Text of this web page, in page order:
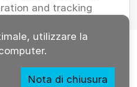
and tracking
set only after
Accept necessary
utilizzare la
Nota di chiusura